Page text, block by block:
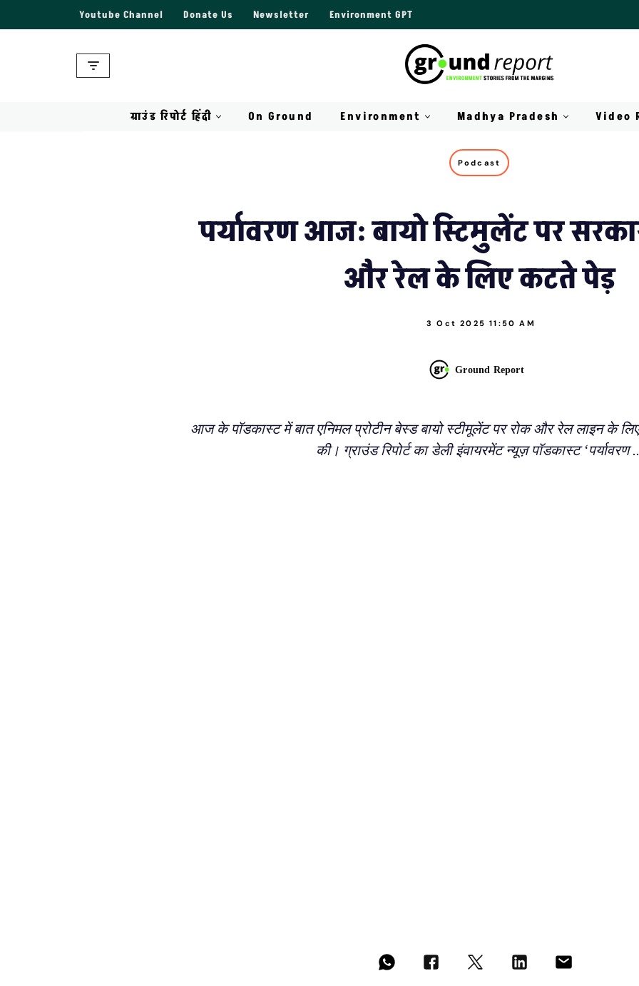
Youtube Channel Donate Us Newsletter Environment GPT
ग्राउंड रिपोर्ट हिंदी On Ground Environment Madhya Pradesh Video
Podcast
पर्यावरण आज: बायो स्टिमुलेंट पर
और रेल के लिए कटते पेड़
3 Oct 2025 11:50 AM
Ground Report
आज के पॉडकास्ट में बात एनिमल प्रोटीन बेस्ड बायो स्टीमूलेंट पर रोक और रेल लाइन के
की। ग्राउंड रिपोर्ट का डेली इंवायरमेंट न्यूज़ पॉडकास्ट ‘पर्यावरण